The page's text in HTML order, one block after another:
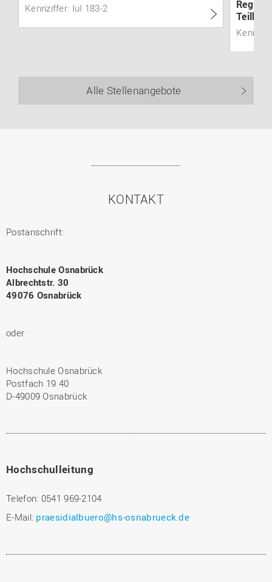
Kennziffer: IuI 183-2
Region
Alle Stellenangebote
KONTAKT
Postanschrift:
Hochschule Osnabrück
Albrechtstr. 30
49076 Osnabrück
oder
Hochschule Osnabrück
Postfach 19 40
D-49009 Osnabrück
Hochschulleitung
Telefon: 0541 969-2104
E-Mail: praesidialbuero@hs-osnabrueck.de